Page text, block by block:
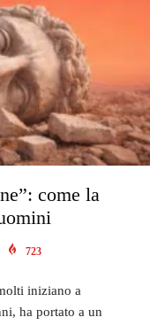
come la
723
iniziano a
ha portato a un